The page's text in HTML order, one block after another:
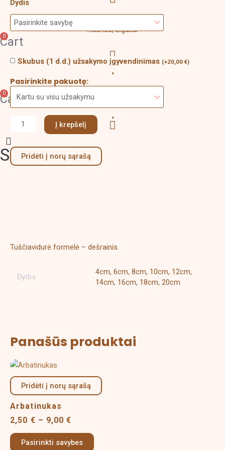
Kaunas, Eiguliai
0
Cart
Menu
0
Cart
Search
Dydis
Skubus (1 d.d.) užsakymo įgyvendinimas (+20,00 €)
Pasirinkite pakuotę:
Į krepšelį
Pridėti į norų sąrašą
Tuščiavidurė formelė – dešrainis.
Dydis
4cm, 6cm, 8cm, 10cm, 12cm,
14cm, 16cm, 18cm, 20cm
Panašūs produktai
Pridėti į norų sąrašą
Arbatinukas
2,50 € – 9,00€
2,50 €
through
Pasirinkti savybes
product
has
options